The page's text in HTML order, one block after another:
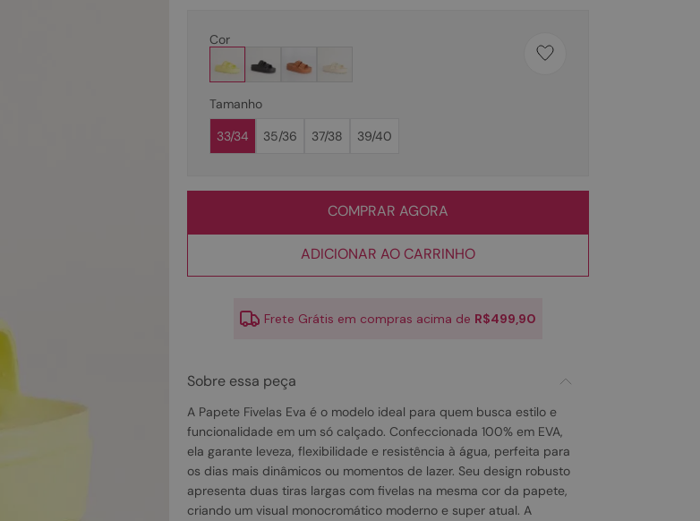
Cor
Tamanho
33/34
35/36 37/38 39/40
COMPRAR AGORA
ADICIONAR AO CARRINHO
Frete Grátis em compras acima de R$499,90
Sobre essa peça
A Papete Fivelas Eva é o modelo ideal para quem busca estilo e
funcionalidade em um só calçado. Confeccionada 100% em EVA,
ela garante leveza, flexibilidade e resistência à água, perfeita para
os dias mais dinâmicos ou momentos de lazer. Seu design robusto
apresenta duas tiras largas com fivelas na mesma cor da papete,
criando um visual monocromático moderno e super atual. A